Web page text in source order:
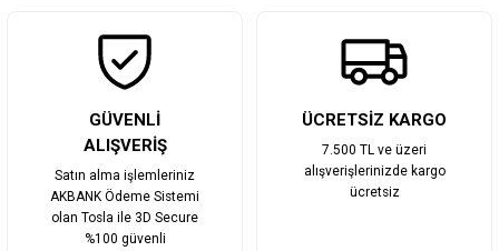
GÜVENLİ
ALIŞVERİŞ
Satın alma işlemleriniz
AKBANK Ödeme Sistemi
olan Tosla ile 3D Secure
%100 güvenli
ÜCRETSİZ KARGO
7.500 TL ve üzeri
alışverişlerinizde kargo
ücretsiz